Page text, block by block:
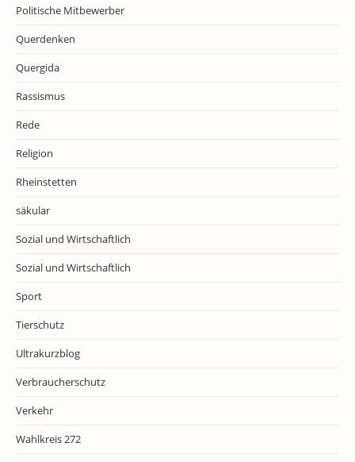
Politische Mitbewerber
Querdenken
Quergida
Rassismus
Rede
Religion
Rheinstetten
säkular
Sozial und Wirtschaftlich
Sozial und Wirtschaftlich
Sport
Tierschutz
Ultrakurzblog
Verbraucherschutz
Verkehr
Wahlkreis 272